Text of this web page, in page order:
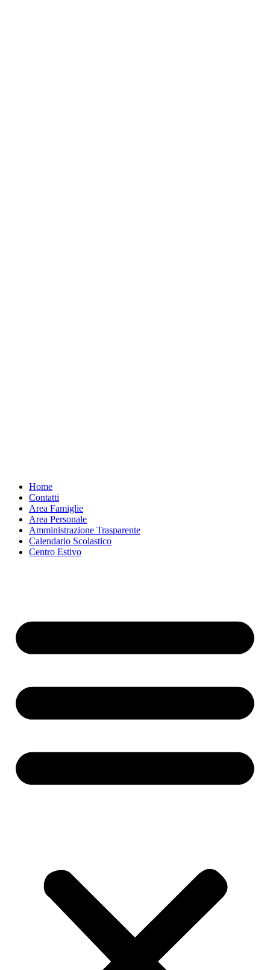
Home
Contatti
Area Famiglie
Area Personale
Amministrazione Trasparente
Calendario Scolastico
Centro Estivo